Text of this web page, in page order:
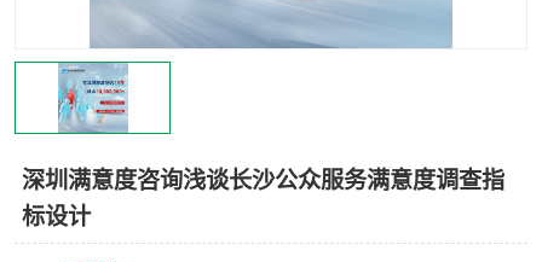
深圳满意度咨询浅谈长沙公众服务满意度调查指
标设计